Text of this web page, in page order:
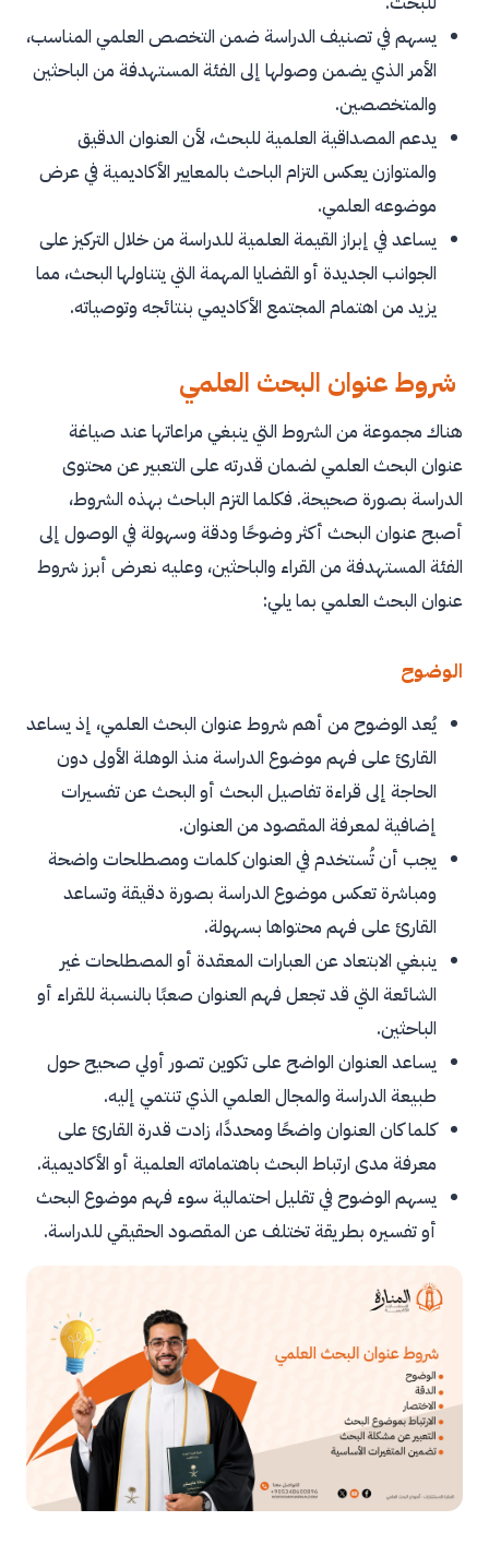
يسهم في تصنيف الدراسة ضمن التخصص العلمي المناسب،
الأمر الذي يضمن وصولها إلى الفئة المستهدفة من الباحثين
والمتخصصين.
يدعم المصداقية العلمية للبحث، لأن العنوان الدقيق
والمتوازن يعكس التزام الباحث بالمعايير الأكاديمية في عرض
موضوعه العلمي.
يساعد في إبراز القيمة العلمية للدراسة من خلال التركيز على
الجوانب الجديدة أو القضايا المهمة التي يتناولها البحث، مما
يزيد من اهتمام المجتمع الأكاديمي بنتائجه وتوصياته.
شروط عنوان البحث العلمي
هناك مجموعة من الشروط التي ينبغي مراعاتها عند صياغة
عنوان البحث العلمي لضمان قدرته على التعبير عن محتوى
الدراسة بصورة صحيحة. فكلما التزم الباحث بهذه الشروط،
أصبح عنوان البحث أكثر وضوحًا ودقة وسهولة في الوصول إلى
الفئة المستهدفة من القراء والباحثين، وعليه نعرض أبرز شروط
عنوان البحث العلمي بما يلي:
الوضوح
يُعد الوضوح من أهم شروط عنوان البحث العلمي، إذ يساعد
القارئ على فهم موضوع الدراسة منذ الوهلة الأولى دون
الحاجة إلى قراءة تفاصيل البحث أو البحث عن تفسيرات
إضافية لمعرفة المقصود من العنوان.
يجب أن تُستخدم في العنوان كلمات ومصطلحات واضحة
ومباشرة تعكس موضوع الدراسة بصورة دقيقة وتساعد
القارئ على فهم محتواها بسهولة.
ينبغي الابتعاد عن العبارات المعقدة أو المصطلحات غير
الشائعة التي قد تجعل فهم العنوان صعبًا بالنسبة للقراء أو
الباحثين.
يساعد العنوان الواضح على تكوين تصور أولي صحيح حول
طبيعة الدراسة والمجال العلمي الذي تنتمي إليه.
كلما كان العنوان واضحًا ومحددًا، زادت قدرة القارئ على
معرفة مدى ارتباط البحث باهتماماته العلمية أو الأكاديمية.
يسهم الوضوح في تقليل احتمالية سوء فهم موضوع البحث
أو تفسيره بطريقة تختلف عن المقصود الحقيقي للدراسة.